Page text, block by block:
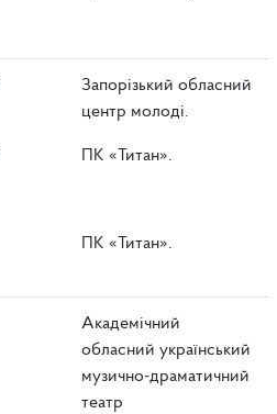
Запорізький обласний
центр молоді.
ПК «Титан».
ПК «Титан».
Академічний
обласний український
музично-драматичний
театр